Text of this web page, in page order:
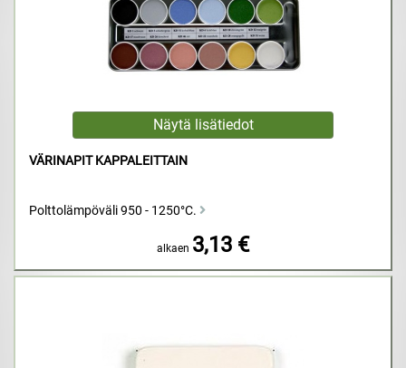
VÄRINAPIT KAPPALEITTAIN
Polttolämpöväli 950 - 1250°C.
alkaen 3,13 €